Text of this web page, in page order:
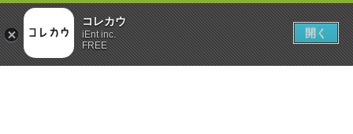
コレカウ
iEnt inc.
FREE
開く